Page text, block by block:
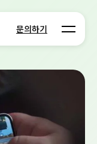
문의하기 Open